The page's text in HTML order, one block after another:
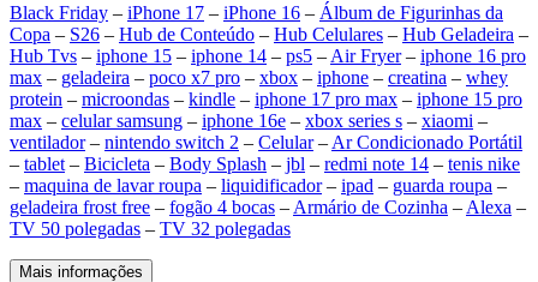
Black Friday – iPhone 17 – iPhone 16 – Álbum de Figurinhas da
Copa – S26 – Hub de Conteúdo – Hub Celulares – Hub Geladeira –
Hub Tvs – iphone 15 – iphone 14 – ps5 – Air Fryer– iphone 16 pro
max – geladeira – poco x7 pro – xbox – iphone – creatina – whey
protein – microondas – kindle – iphone 17 pro max – iphone 15 pro
max – celular samsung – iphone 16e – xbox series s – xiaomi –
ventilador– nintendo switch 2 – Celular– Ar Condicionado Portátil
– tablet – Bicicleta – Body Splash – jbl – redmi note 14 – tenis nike
– maquina de lavar roupa – liquidificador– ipad – guarda roupa –
geladeira frost free – fogão 4 bocas – Armário de Cozinha – Alexa –
TV 50 polegadas – TV 32 polegadas
Mais informações